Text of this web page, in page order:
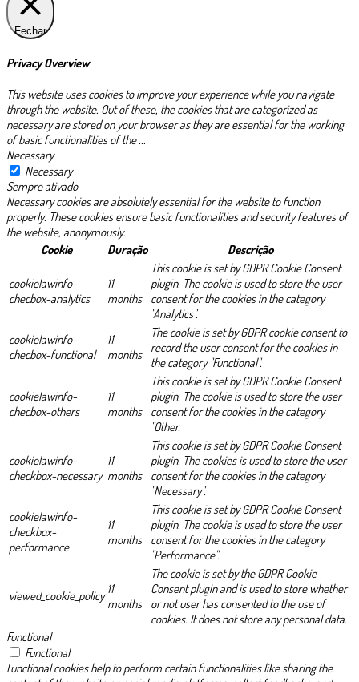
Fechar
Privacy Overview
This website uses cookies to improve your experience while you navigate
through the website. Out of these, the cookies that are categorized as
necessary are stored on your browser as they are essential for the working
of basic functionalities of the...
Necessary
Necessary
Sempre ativado
Necessary cookies are absolutely essential for the website to function
properly. These cookies ensure basic functionalities and security features of
the website, anonymously.
Cookie
Duração Descrição
cookielawinfo-
checbox-analytics
11
months
This cookie is set by GDPR Cookie Consent
plugin. The cookie is used to store the user
consent for the cookies in the category
"Analytics".
cookielawinfo-
checbox-functional
11
months
The cookie is set by GDPR cookie consent to
record the user consent for the cookies in
the category "Functional".
cookielawinfo-
checbox-others
11
months
This cookie is set by GDPR Cookie Consent
plugin. The cookie is used to store the user
consent for the cookies in the category
"Other.
cookielawinfo-
checkbox-necessary
11
months
This cookie is set by GDPR Cookie Consent
plugin. The cookies is used to store the user
consent for the cookies in the category
"Necessary".
cookielawinfo-
checkbox-
performance
11
months
This cookie is set by GDPR Cookie Consent
plugin. The cookie is used to store the user
consent for the cookies in the category
"Performance".
viewed_cookie_policy 11
months
The cookie is set by the GDPR Cookie
Consent plugin and is used to store whether
or not user has consented to the use of
cookies. It does not store any personal data.
Functional
Functional
Functional cookies help to perform certain functionalities like sharing the